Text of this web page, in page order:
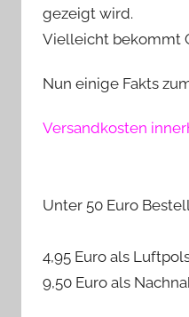
gezeigt wird.
Vielleicht bekommt
Nun einige Fakts
Versandkosten
Unter 50 Euro
4,95 Euro als
9,50 Euro als